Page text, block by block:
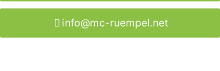
info@mc-ruempel.net